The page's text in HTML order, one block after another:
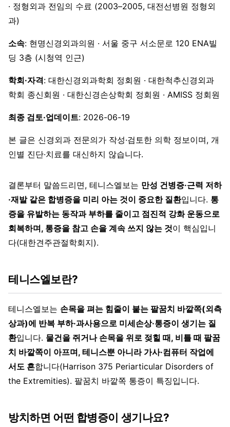
· 정형외과 전임의 수료 (2003–2005, 대전선병원 정형외
과)
소속: 현명신경외과의원 · 서울 중구 서소문로 120 ENA빌
딩 3층 (시청역 인근)
학회·자격: 대한신경외과학회 정회원 · 대한척추신경외과
학회 종신회원 · 대한신경손상학회 정회원 · AMISS 정회원
최종 검토·업데이트: 2026-06-19
본 글은 신경외과 전문의가 작성·검토한 의학 정보이며, 개
인별 진단·치료를 대신하지 않습니다.
결론부터 말씀드리면, 테니스엘보는 만성 건병증·근력 저하
·재발 같은 합병증을 미리 아는 것이 중요한 질환입니다. 통
증을 유발하는 동작과 부하를 줄이고 점진적 강화 운동으로
회복하며, 통증을 참고 손을 계속 쓰지 않는 것이 핵심입니
다(대한견주관절학회지).
테니스엘보란?
테니스엘보는 손목을 펴는 힘줄이 붙는 팔꿈치 바깥쪽(외측
상과)에 반복 부하·과사용으로 미세손상·통증이 생기는 질
환입니다. 물건을 쥐거나 손목을 위로 젖힐 때, 비틀 때 팔꿈
치 바깥쪽이 아프며, 테니스뿐 아니라 가사·컴퓨터 작업에
서도 흔합니다(Harrison 375 Periarticular Disorders of
the Extremities). 팔꿈치 바깥쪽 통증이 특징입니다.
방치하면 어떤 합병증이 생기나요?